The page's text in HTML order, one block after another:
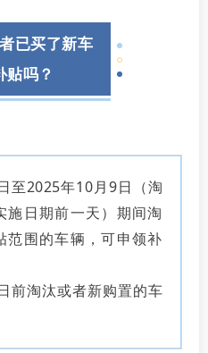
已买了新车
贴吗？
至2025年10月9日（淘
施日期前一天）期间淘
范围的车辆，可申领补
前淘汰或者新购置的车